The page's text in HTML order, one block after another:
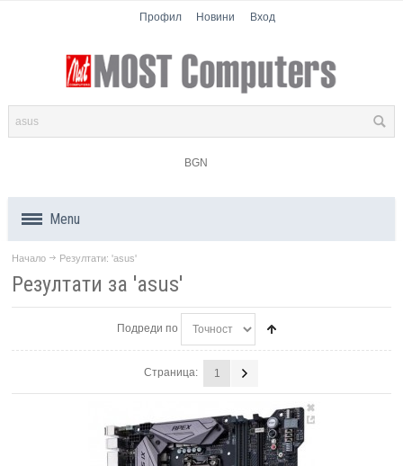
Профил Новини Вход
BGN
Menu
Продукти
Компоненти
Лаптопи
Таблети
Начало Резултати: 'asus'
Резултати за 'asus'
Подреди по
Страница: 1